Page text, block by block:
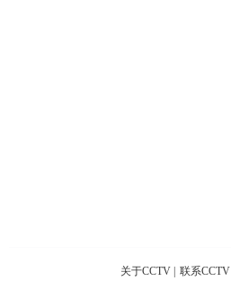
关于CCTV 联系CCTV